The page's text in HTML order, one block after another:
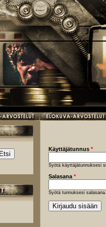
Käyttäjätunnus *
Syötä käyttäjätunnuksesi
Salasana *
Syötä tunnuksesi salasana.